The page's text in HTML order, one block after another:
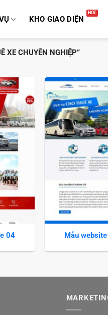
KHO GIAO DIỆN
XE CHUYÊN NGHIỆP”
04 Mẫu